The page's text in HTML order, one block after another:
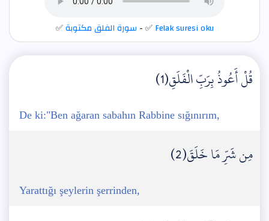
✅سورة الفلق مكتوبة - ✅Felak suresi oku
قُلْ أَعُوذُ بِرَبِّ الْفَلَقِ(1)
De ki:"Ben ağaran sabahın Rabbine sığınırım,
مِن شَرِّ مَا خَلَقَ(2)
Yarattığı şeylerin şerrinden,